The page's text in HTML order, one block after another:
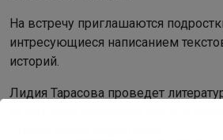
На встречу приглашаются
интресующиеся написанием
историй.
Лидия Тарасова проведет